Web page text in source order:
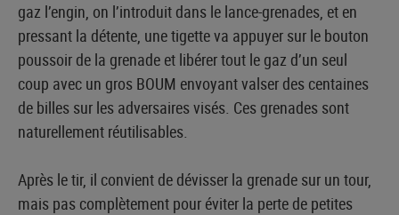
gaz l’engin, on l’introduit dans le lance-grenades, et en
pressant la détente, une tigette va appuyer sur le bouton
poussoir de la grenade et libérer tout le gaz d’un seul
coup avec un gros BOUM envoyant valser des centaines
de billes sur les adversaires visés. Ces grenades sont
naturellement réutilisables.
Après le tir, il convient de dévisser la grenade sur un tour,
mais pas complètement pour éviter la perte de petites